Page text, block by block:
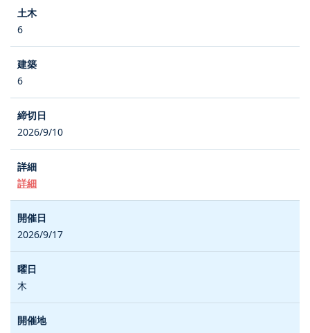
6
6
2026/9/10
詳細
2026/9/17
木